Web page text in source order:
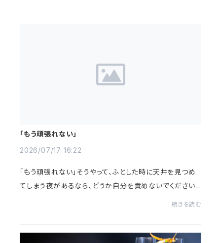
「もう頑張れない」
2026/07/17 16:22
「もう頑張れない」そうやって、ふとした時に天井を見つめ
てしまう夜があるなら、どうか自分を責めないでください。
続きを読む